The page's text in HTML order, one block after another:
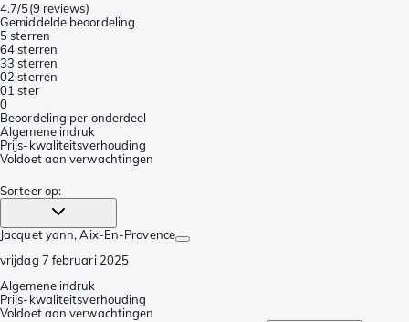
4.7/5(9 reviews)
Gemiddelde beoordeling
5 sterren
64 sterren
33 sterren
02 sterren
01 ster
0
Beoordeling per onderdeel
Algemene indruk
Prijs-kwaliteitsverhouding
Voldoet aan verwachtingen
Sorteer op:
Jacquet yann, Aix-En-Provence
vrijdag 7 februari 2025
Algemene indruk
Prijs-kwaliteitsverhouding
Voldoet aan verwachtingen